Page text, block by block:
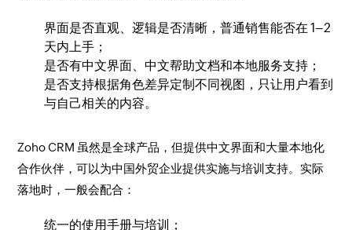
界面是否直观、逻辑是否清晰，普通销售能否在 1–2
天内上手；
是否有中文界面、中文帮助文档和本地服务支持；
是否支持根据角色差异定制不同视图，只让用户看到
与自己相关的内容。
Zoho CRM 虽然是全球产品，但提供中文界面和大量本地化
合作伙伴，可以为中国外贸企业提供实施与培训支持。实际
落地时，一般会配合：
统一的使用手册与培训；